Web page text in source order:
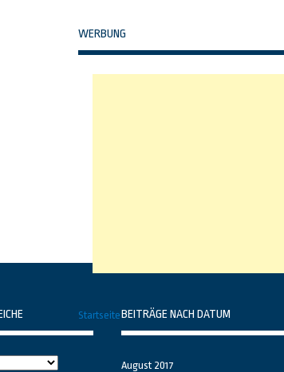
WERBUNG
StartseiteBEITRÄGE NACH DATUM
August 2017